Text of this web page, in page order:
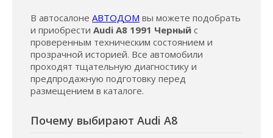
В автосалоне АВТОДОМ вы можете подобрать
и приобрести Audi A8 1991 Черный с
проверенным техническим состоянием и
прозрачной историей. Все автомобили
проходят тщательную диагностику и
предпродажную подготовку перед
размещением в каталоге.
Почему выбирают Audi A8